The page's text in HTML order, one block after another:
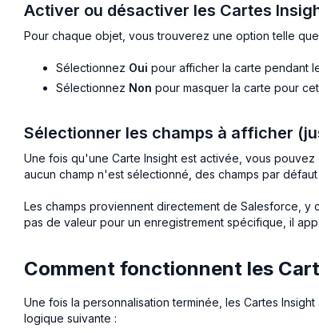
Activer ou désactiver les Cartes
Pour chaque objet, vous trouverez une option telle que
Sélectionnez Oui pour afficher la carte pendant
Sélectionnez Non pour masquer la carte pour
Sélectionner les champs à afficher
Une fois qu'une Carte Insight est activée, vous
aucun champ n'est sélectionné, des champs par
Les champs proviennent directement de Salesforce, y
pas de valeur pour un enregistrement spécifique, il
Comment fonctionnent les
Une fois la personnalisation terminée, les Cartes
logique suivante :